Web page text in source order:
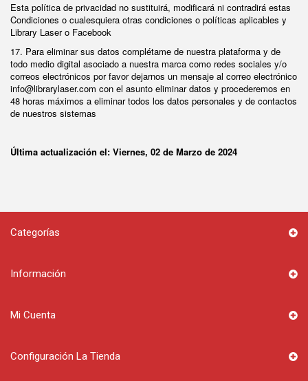
Esta política de privacidad no sustituirá, modificará ni contradirá estas
Condiciones o cualesquiera otras condiciones o políticas aplicables y
Library Laser o Facebook
17. Para eliminar sus datos complétame de nuestra plataforma y de
todo medio digital asociado a nuestra marca como redes sociales y/o
correos electrónicos por favor dejarnos un mensaje al correo electrónico
info@librarylaser.com con el asunto eliminar datos y procederemos en
48 horas máximos a eliminar todos los datos personales y de contactos
de nuestros sistemas
Última actualización el: Viernes, 02 de Marzo de 2024
Categorías
Información
Mi Cuenta
Configuración La Tienda